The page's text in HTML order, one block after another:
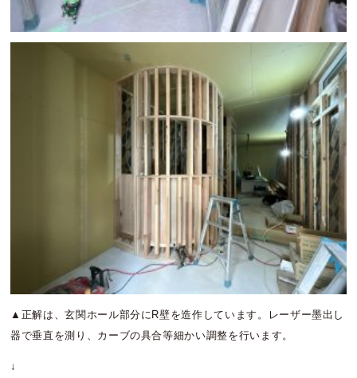
▲正解は、玄関ホール部分にR壁を造作しています。レーザー墨出し
器で垂直を測り、カーブの具合等細かい調整を行います。
↓